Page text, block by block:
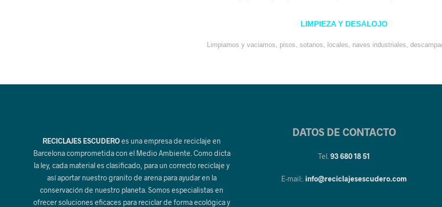
LIMPIEZA Y DESALOJO
Limpiamos y vaciamos, pisos, sotanos, locales, naves industriales,
RECICLAJES ESCUDEROes una empresa de reciclaje en
Barcelona comprometida con el Medio Ambiente. Como dicta
la ley, cada material es clasificado, para un correcto reciclaje y
así aportar nuestro granito de arena para ayudar en la
conservación de nuestro planeta. Somos especialistas en
ofrecer soluciones eficaces para reciclar de forma ecológica y
DATOS DE CONTACTO
Tel.93 680 18 51
E-mail:.info@reciclajesescudero.com